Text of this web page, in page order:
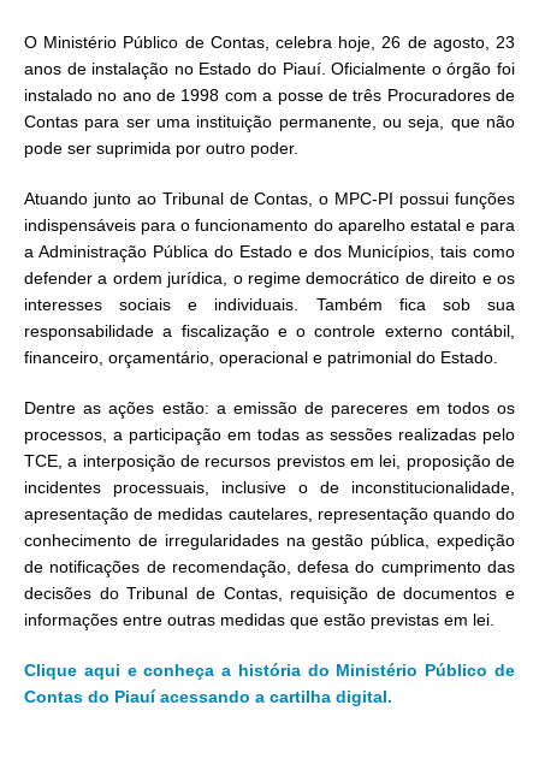
O Ministério Público de Contas, celebra hoje, 26 de agosto, 23
anos de instalação no Estado do Piauí. Oficialmente o órgão foi
instalado no ano de 1998 com a posse de três Procuradores de
Contas para ser uma instituição permanente, ou seja, que não
pode ser suprimida por outro poder.
Atuando junto ao Tribunal de Contas, o MPC-PI possui funções
indispensáveis para o funcionamento do aparelho estatal e para
a Administração Pública do Estado e dos Municípios, tais como
defender a ordem jurídica, o regime democrático de direito e os
interesses sociais e individuais. Também fica sob sua
responsabilidade a fiscalização e o controle externo contábil,
financeiro, orçamentário, operacional e patrimonial do Estado.
Dentre as ações estão: a emissão de pareceres em todos os
processos, a participação em todas as sessões realizadas pelo
TCE, a interposição de recursos previstos em lei, proposição de
incidentes processuais, inclusive o de inconstitucionalidade,
apresentação de medidas cautelares, representação quando do
conhecimento de irregularidades na gestão pública, expedição
de notificações de recomendação, defesa do cumprimento das
decisões do Tribunal de Contas, requisição de documentos e
informações entre outras medidas que estão previstas em lei.
Clique aqui e conheça a história do Ministério Público de
Contas do Piauí acessando a cartilha digital.